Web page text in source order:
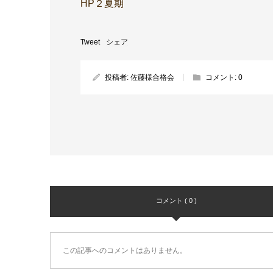
HP２夏期
Tweet シェア
投稿者: 佐藤様合格会 コメント: 0
コメント ( 0 )
この記事へのコメントはありません。